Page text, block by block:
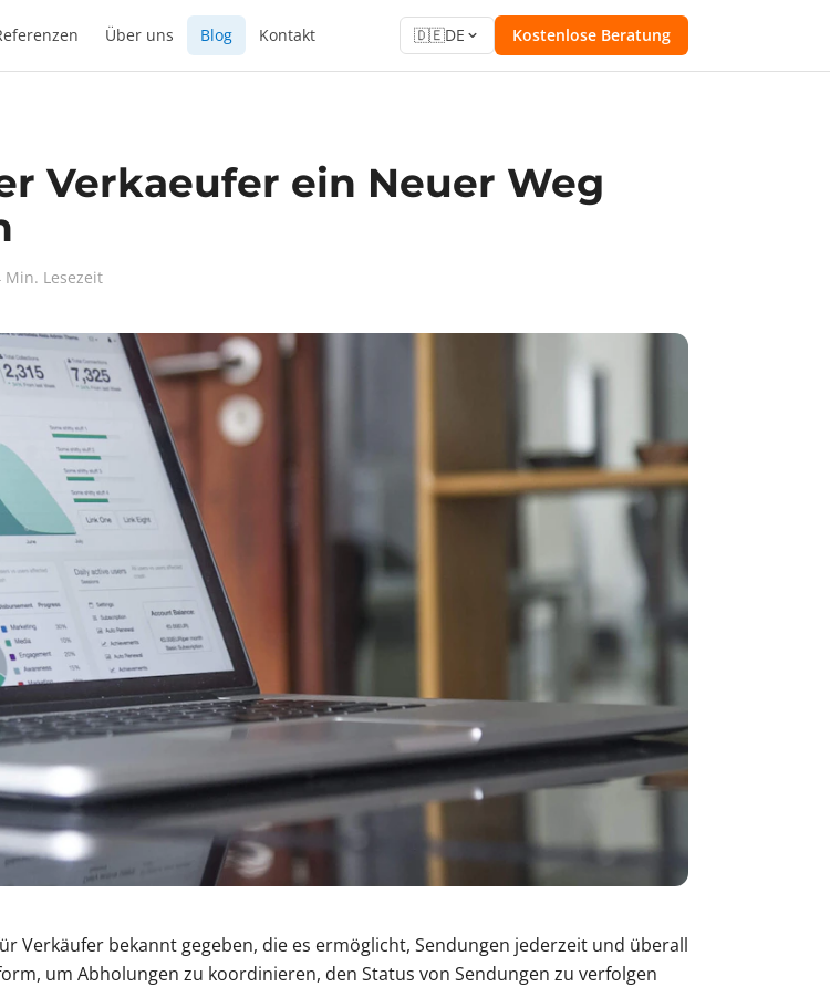
Über uns Blog Kontakt 🇩🇪DE Kostenlose Beratung
Verkaeufer ein Neuer Weg
Min. Lesezeit
Verkäufer bekannt gegeben, die es ermöglicht, Sendungen jederzeit und überall
um Abholungen zu koordinieren, den Status von Sendungen zu verfolgen